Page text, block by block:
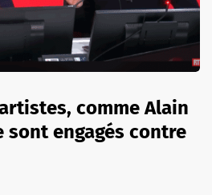
comme Alain
sont engagés contre